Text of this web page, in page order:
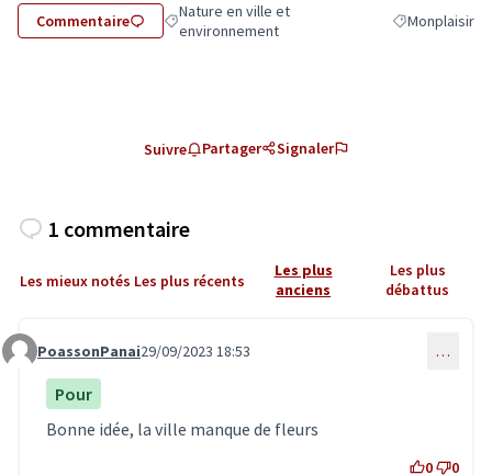
Commentaire Filtrer les résultats de la catégorie : Nature en
Nature en ville et
environnement
Filtrer les
Monplaisir
Suivre Partager Signaler
1 commentaire
Les mieux notés Les plus récents
Les plus
anciens
Les plus
débattus
Commentaire 6730
PoassonPanai29/09/2023 18:53 …
Pour
Bonne idée, la ville manque de fleurs
0 0